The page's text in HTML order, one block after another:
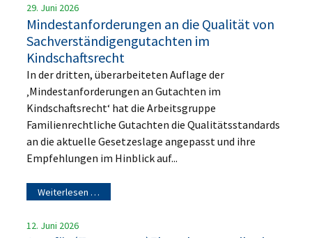
29. Juni 2026
Mindestanforderungen an die Qualität von
Sachverständigengutachten im
Kindschaftsrecht
In der dritten, überarbeiteten Auflage der
‚Mindestanforderungen an Gutachten im
Kindschaftsrecht‘ hat die Arbeitsgruppe
Familienrechtliche Gutachten die Qualitätsstandards
an die aktuelle Gesetzeslage angepasst und ihre
Empfehlungen im Hinblick auf...
Weiterlesen …
12. Juni 2026